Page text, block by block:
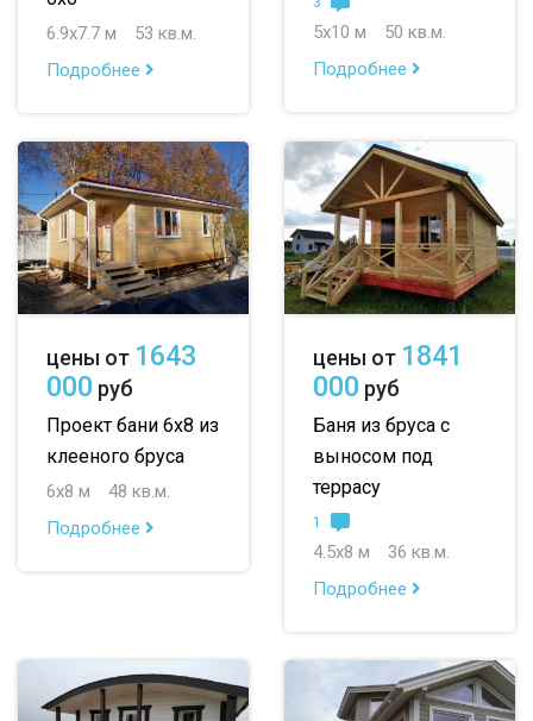
6.9х7.7 м
53 кв.м.
Подробнее
5х10 м
50 кв.м.
Подробнее
цены от 1643
000 руб
Проект бани 6х8 из
клееного бруса
6х8 м
48 кв.м.
Подробнее
цены от 1841
000 руб
Баня из бруса с
выносом под
террасу
1
4.5х8 м
36 кв.м.
Подробнее